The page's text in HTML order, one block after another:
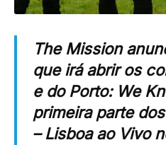
The Mission
que irá abrir os
e do Porto: We
primeira parte
– Lisboa ao Vivo